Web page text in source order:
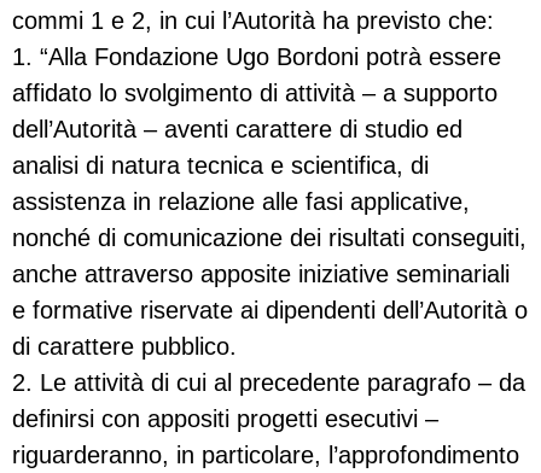
commi 1 e 2, in cui l’Autorità ha previsto che:
1. “Alla Fondazione Ugo Bordoni potrà essere
affidato lo svolgimento di attività – a supporto
dell’Autorità – aventi carattere di studio ed
analisi di natura tecnica e scientifica, di
assistenza in relazione alle fasi applicative,
nonché di comunicazione dei risultati conseguiti,
anche attraverso apposite iniziative seminariali
e formative riservate ai dipendenti dell’Autorità o
di carattere pubblico.
2. Le attività di cui al precedente paragrafo – da
definirsi con appositi progetti esecutivi –
riguarderanno, in particolare, l’approfondimento